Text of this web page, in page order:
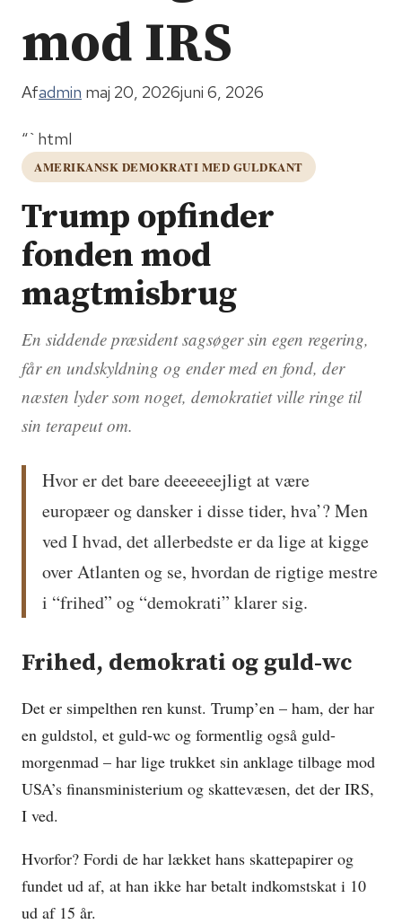
mod IRS
Afadmin maj 20, 2026juni 6, 2026
“`html
AMERIKANSK DEMOKRATI MED GULDKANT
Trump opfinder
fonden mod
magtmisbrug
En siddende præsident sagsøger sin egen regering,
får en undskyldning og ender med en fond, der
næsten lyder som noget, demokratiet ville ringe til
sin terapeut om.
Hvor er det bare deeeeeejligt at være
europæer og dansker i disse tider, hva’? Men
ved I hvad, det allerbedste er da lige at kigge
over Atlanten og se, hvordan de rigtige mestre
i “frihed” og “demokrati” klarer sig.
Frihed, demokrati og guld-wc
Det er simpelthen ren kunst. Trump’en – ham, der har
en guldstol, et guld-wc og formentlig også guld-
morgenmad – har lige trukket sin anklage tilbage mod
USA’s finansministerium og skattevæsen, det der IRS,
I ved.
Hvorfor? Fordi de har lækket hans skattepapirer og
fundet ud af, at han ikke har betalt indkomstskat i 10
ud af 15 år.